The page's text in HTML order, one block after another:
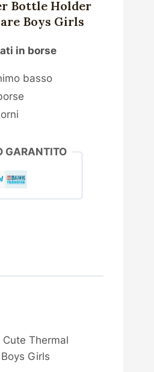
Bottle Holder
Boys Girls
in borse
basso
GARANTITO
Thermal
Girls